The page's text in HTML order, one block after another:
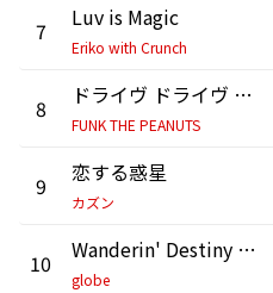
7 Luv is Magic
Eriko with Crunch
8 ドライヴ ドライヴ ウレシイナ!
FUNK THE PEANUTS
9 恋する惑星
カズン
10 Wanderin' Destiny (STRAIGHT RUN)
globe